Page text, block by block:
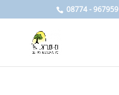
08774 - 967959